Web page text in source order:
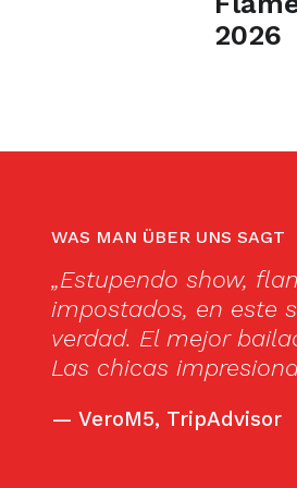
2026
WAS MAN ÜBER UNS SAGT
de
Cardamomo is
Madrid.
—